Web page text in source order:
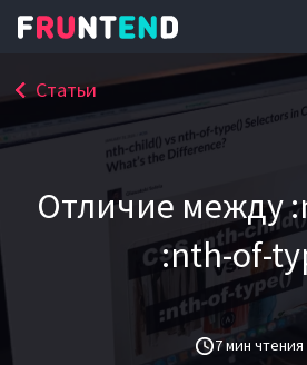
Отличие между
:nth-of-
7 мин чтения
Статьи